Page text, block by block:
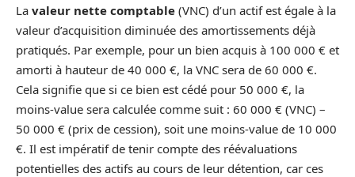
La valeur nette comptable (VNC) d’un actif est égale à la
valeur d’acquisition diminuée des amortissements déjà
pratiqués. Par exemple, pour un bien acquis à 100 000 € et
amorti à hauteur de 40 000 €, la VNC sera de 60 000 €.
Cela signifie que si ce bien est cédé pour 50 000 €, la
moins-value sera calculée comme suit : 60 000 € (VNC) –
50 000 € (prix de cession), soit une moins-value de 10 000
€. Il est impératif de tenir compte des réévaluations
potentielles des actifs au cours de leur détention, car ces